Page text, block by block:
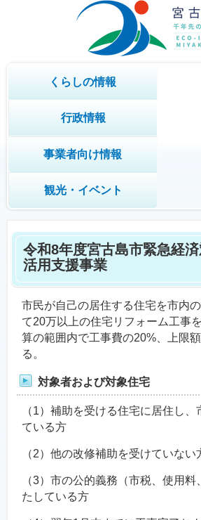
くらしの情報
行政情報
事業者向け情報
観光・イベント
令和8年度宮古島市緊急経
活用支援事業
市民が自己の居住する住宅を市内
て20万以上の住宅リフォーム工事
算の範囲内で工事費の20%、上限
る。
対象者および対象住宅
（1）補助を受ける住宅に居住し
ている方
（2）他の改修補助を受けていない
（3）市の公的義務（市税、使用
たしている方